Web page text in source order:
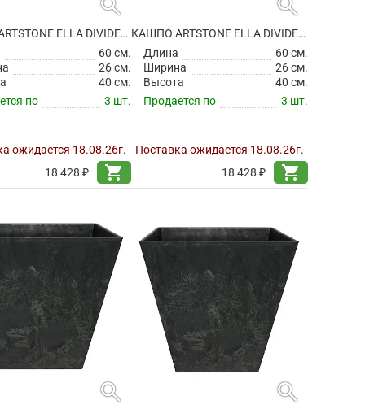
КАШПО ARTSTONE ELLA DIVIDER BLACK
60 см.
26 см.
40 см.
по
3 шт.
ожидается 18.08.26г.
18 428 ₽
shopping_cart
КАШПО ARTSTONE ELLA DIVIDER GREY
Длина
60 см.
Ширина
26 см.
Высота
40 см.
Продается по
3 шт.
Поставка ожидается 18.08.26г.
18 428 ₽
shopping_cart
search search